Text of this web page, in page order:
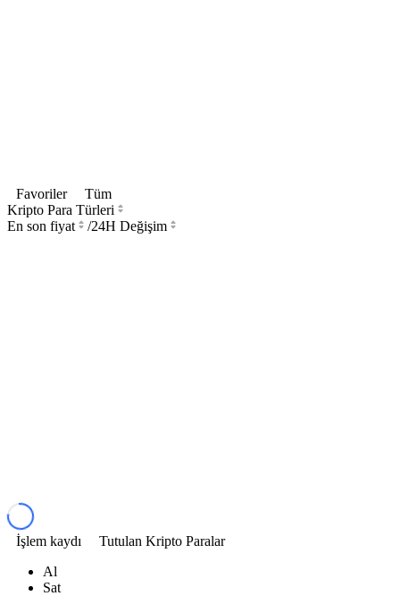
Favoriler
Tüm
Kripto Para Türleri
En son fiyat
/24H Değişim
İşlem kaydı
Tutulan Kripto Paralar
Al
Sat